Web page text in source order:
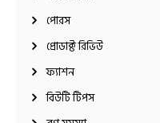
পোরস
প্রোডাক্ট রিভিউ
ফ্যাশন
বিউটি টিপস